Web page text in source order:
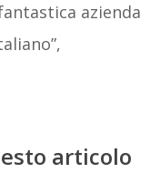
azienda
articolo